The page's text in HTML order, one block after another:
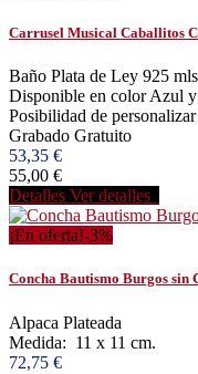
Carrusel Musical Caballitos
Baño Plata de Ley 925
Disponible en color Azul y
Posibilidad de
Grabado Gratuito
53,35 €
55,00 €
Detalles Ver detalles
¡En oferta!-3%
Concha Bautismo Burgos sin
Alpaca Plateada
Medida: 11 x 11 cm.
72,75 €